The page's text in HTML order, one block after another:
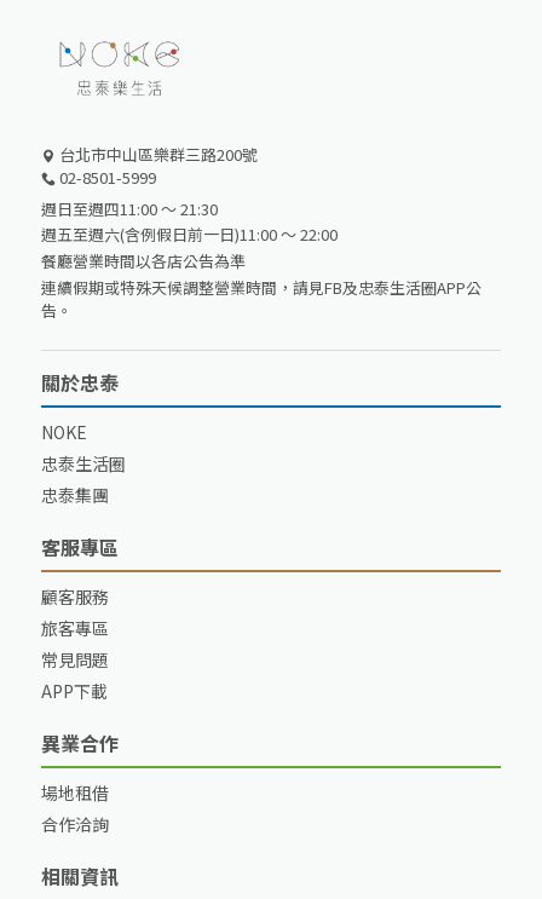
台北市中山區樂群三路200號
02-8501-5999
週日至週四11:00 ～ 21:30
週五至週六(含例假日前一日)11:00 ～ 22:00
餐廳營業時間以各店公告為準
連續假期或特殊天候調整營業時間，請見FB及忠泰生活圈APP公
告。
關於忠泰
NOKE
忠泰生活圈
忠泰集團
客服專區
顧客服務
旅客專區
常見問題
APP下載
異業合作
場地租借
合作洽詢
相關資訊